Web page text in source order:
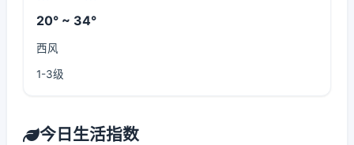
20° ~ 34°
西风
1-3级
今日生活指数